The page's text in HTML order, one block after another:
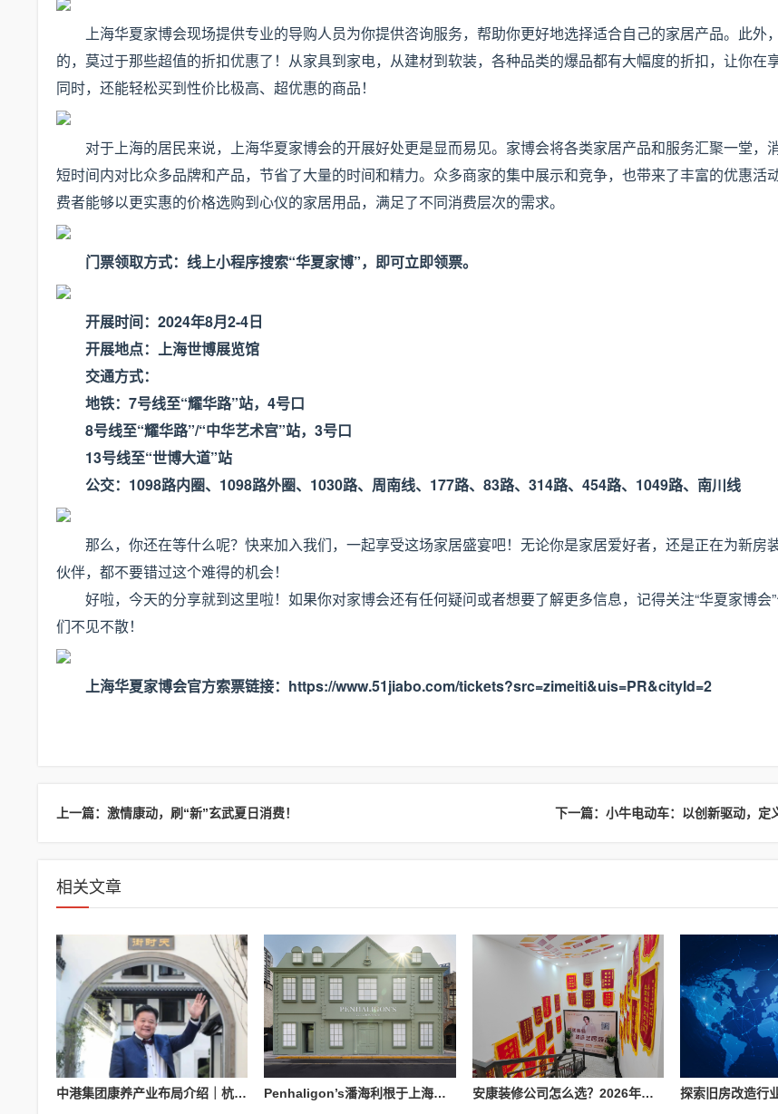
上海华夏家博会现场提供专业的导购人员为你提供咨询服务，帮助你更好地选择适合自己的家居产品。此外
的，莫过于那些超值的折扣优惠了！从家具到家电，从建材到软装，各种品类的爆品都有大幅度的折扣，让你在
同时，还能轻松买到性价比极高、超优惠的商品！
对于上海的居民来说，上海华夏家博会的开展好处更是显而易见。家博会将各类家居产品和服务汇聚一堂，
短时间内对比众多品牌和产品，节省了大量的时间和精力。众多商家的集中展示和竞争，也带来了丰富的优惠活
费者能够以更实惠的价格选购到心仪的家居用品，满足了不同消费层次的需求。
门票领取方式：线上小程序搜索“华夏家博”，即可立即领票。
开展时间：2024年8月2-4日
开展地点：上海世博展览馆
交通方式：
地铁：7号线至“耀华路”站，4号口
8号线至“耀华路”/“中华艺术宫”站，3号口
13号线至“世博大道”站
公交：1098路内圈、1098路外圈、1030路、周南线、177路、83路、314路、454路、1049路、南川线
那么，你还在等什么呢？快来加入我们，一起享受这场家居盛宴吧！无论你是家居爱好者，还是正在为新房
伙伴，都不要错过这个难得的机会！
好啦，今天的分享就到这里啦！如果你对家博会还有任何疑问或者想要了解更多信息，记得关注“华夏家博会
们不见不散！
上海华夏家博会官方索票链接： https://www.51jiabo.com/tickets?src=zimeiti&uis=PR&cityId=2
上一篇：激情康动，刷“新”玄武夏日消费！ 下一篇：小牛电动车：以创新驱动，定
相关文章
中港集团康养产业布局介绍｜杭州国际医养科技有限公司业务参考 Penhaligon’s潘海利根于上海隆重呈献《游弋之地：伦敦名流录》主题展览 致敬肖像兽首系列十周年传奇篇章 安康装修公司怎么选？2026年本地装修市场信息参考